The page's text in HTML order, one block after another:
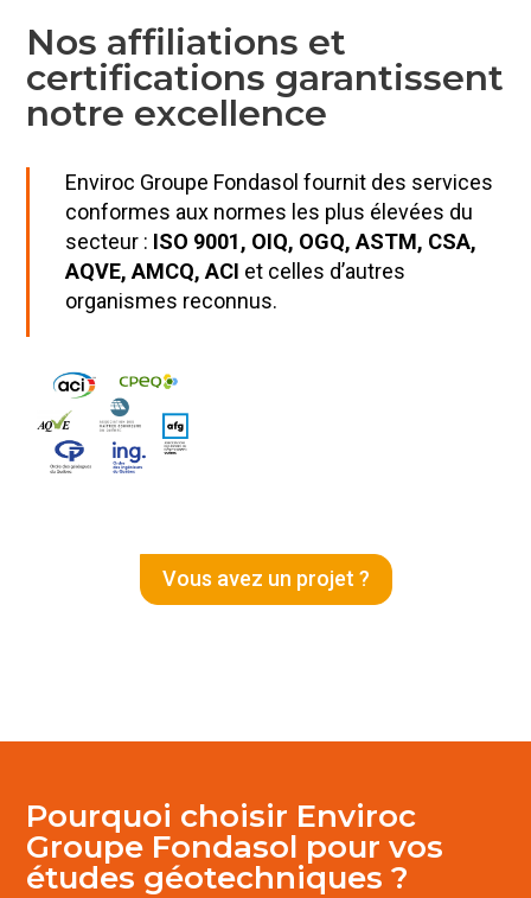
Nos affiliations et
certifications garantissent
notre excellence
Enviroc Groupe Fondasol fournit des services
conformes aux normes les plus élevées du
secteur : ISO 9001, OIQ, OGQ, ASTM, CSA,
AQVE, AMCQ, ACI et celles d’autres
organismes reconnus.
Vous avez un projet ?
Pourquoi choisir Enviroc
Groupe Fondasol pour vos
études géotechniques ?